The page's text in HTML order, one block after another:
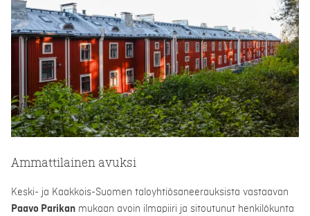
Ammattilainen avuksi
Keski- ja Kaakkois-Suomen taloyhtiösaneerauksista vastaavan
Paavo Parikan mukaan avoin ilmapiiri ja sitoutunut henkilökunta